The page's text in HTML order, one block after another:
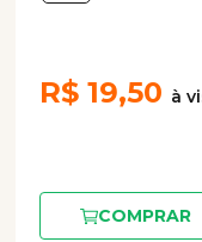
R$ 19,50
COMPRAR